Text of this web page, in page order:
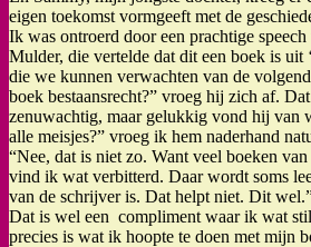
eigen toekomst vormgeeft met de
Ik was ontroerd door een prachtige
Mulder, die vertelde dat dit een boek is uit
die we kunnen verwachten van de
boek bestaansrecht?” vroeg hij zich af.
zenuwachtig, maar gelukkig vond hij van
alle meisjes?” vroeg ik hem naderhand
“Nee, dat is niet zo. Want veel boeken van
vind ik wat verbitterd. Daar wordt soms
van de schrijver is. Dat helpt niet. Dit
Dat is wel een compliment waar ik wat
precies is wat ik hoopte te doen met mijn